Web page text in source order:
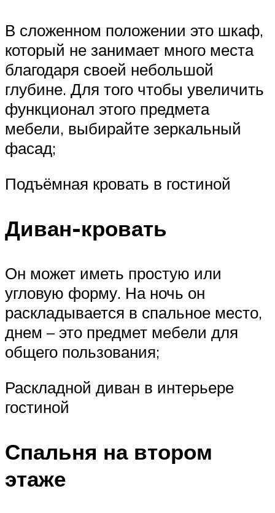
В сложенном положении это шкаф,
который не занимает много места
благодаря своей небольшой
глубине. Для того чтобы увеличить
функционал этого предмета
мебели, выбирайте зеркальный
фасад;
Подъёмная кровать в гостиной
Диван-кровать
Он может иметь простую или
угловую форму. На ночь он
раскладывается в спальное место,
днем – это предмет мебели для
общего пользования;
Раскладной диван в интерьере
гостиной
Спальня на втором
этаже